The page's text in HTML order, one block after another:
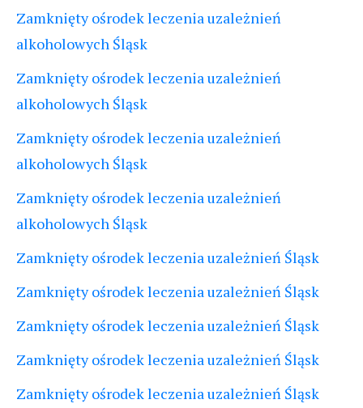
Zamknięty ośrodek leczenia uzależnień
alkoholowych Śląsk
Zamknięty ośrodek leczenia uzależnień
alkoholowych Śląsk
Zamknięty ośrodek leczenia uzależnień
alkoholowych Śląsk
Zamknięty ośrodek leczenia uzależnień
alkoholowych Śląsk
Zamknięty ośrodek leczenia uzależnień Śląsk
Zamknięty ośrodek leczenia uzależnień Śląsk
Zamknięty ośrodek leczenia uzależnień Śląsk
Zamknięty ośrodek leczenia uzależnień Śląsk
Zamknięty ośrodek leczenia uzależnień Śląsk